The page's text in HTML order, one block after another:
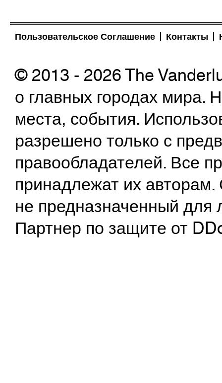
Пользовательское Соглашение Контакты
© 2013 - 2026 The
о главных городах
места, события.
разрешено только с
правообладателей. Все
принадлежат их
не предназначенный
Партнер по защите от